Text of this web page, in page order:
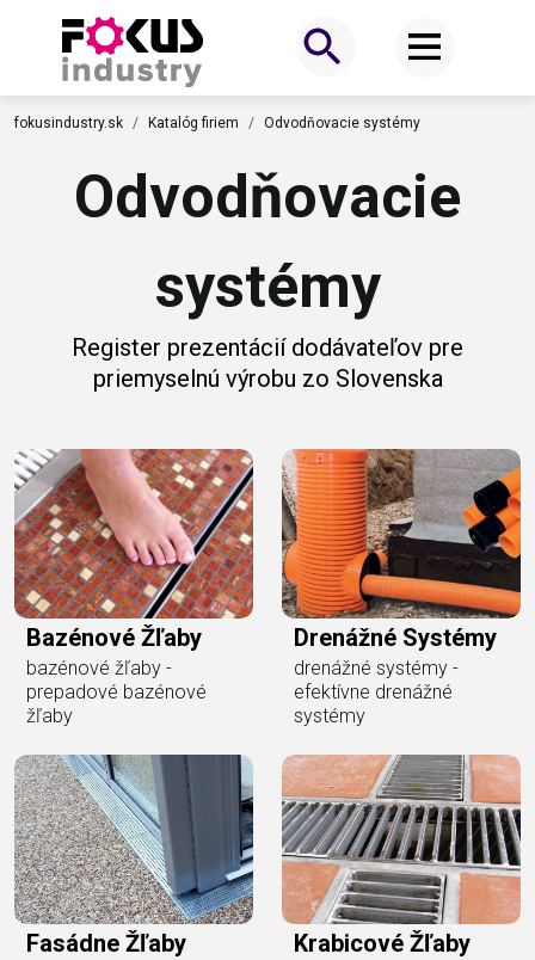
fokusindustry.sk Katalóg firiem Odvodňovacie systémy
Odvodňovacie
systémy
Register prezentácií dodávateľov pre
priemyselnú výrobu zo Slovenska
Bazénové Žľaby
bazénové žľaby -
prepadové bazénové
žľaby
Drenážné Systémy
drenážné systémy -
efektívne drenážné
systémy
Fasádne Žľaby Krabicové Žľaby